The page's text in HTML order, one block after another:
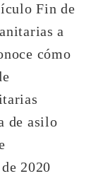
Fin de
a
cómo
de asilo
2020